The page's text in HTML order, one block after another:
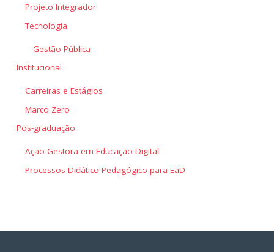
Projeto Integrador
Tecnologia
Gestão Pública
Institucional
Carreiras e Estágios
Marco Zero
Pós-graduação
Ação Gestora em Educação Digital
Processos Didático-Pedagógico para EaD